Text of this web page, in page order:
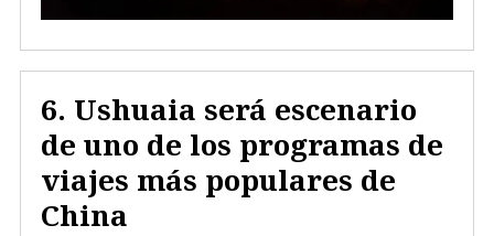
Ushuaia será escenario
de uno de los programas de
viajes más populares de
China